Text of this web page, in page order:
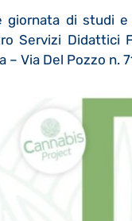
giornata di studi e
Servizi Didattici
– Via Del Pozzo